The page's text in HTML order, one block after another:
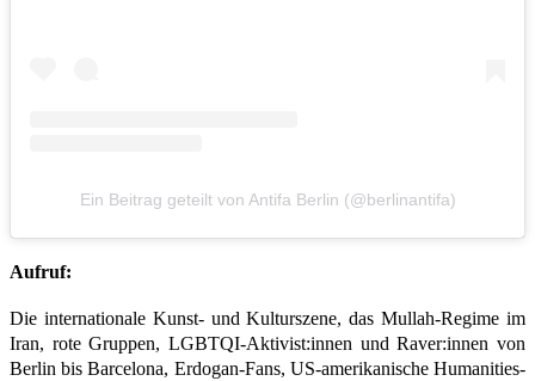
Ein Beitrag geteilt von Antifa Berlin (@berlinantifa)
Aufruf:
Die internationale Kunst- und Kulturszene, das Mullah-Regime im
Iran, rote Gruppen, LGBTQI-Aktivist:innen und Raver:innen von
Berlin bis Barcelona, Erdogan-Fans, US-amerikanische Humanities-